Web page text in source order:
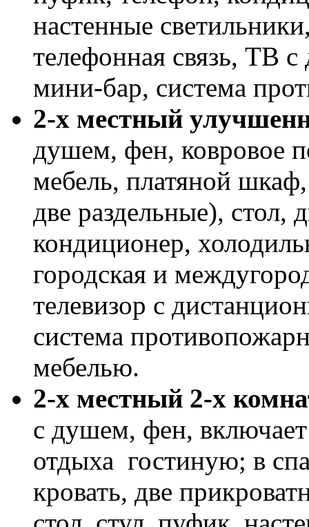
настенные
телефонная связь, ТВ
мини-бар, система
2-х местный
душем, фен, ковровое
мебель, платяной
две раздельные), стол,
кондиционер,
городская и
телевизор с
система
мебелью.
2-х местный 2-х
с душем, фен,
отдыха гостиную; в
кровать, две